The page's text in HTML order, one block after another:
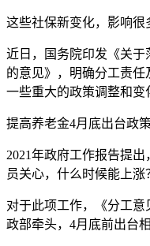
这些社保新变化，影响很
近日，国务院印发《关
的意见》，明确分工责
一些重大的政策调整和变
提高养老金4月底出台政策
2021年政府工作报告提
员关心，什么时候能上涨
对于此项工作，《分工
政部牵头，4月底前出台